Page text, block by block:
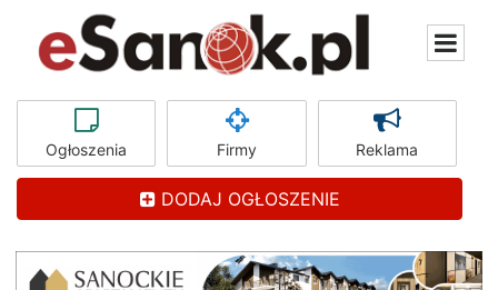
Ogłoszenia Firmy Reklama
DODAJ OGŁOSZENIE